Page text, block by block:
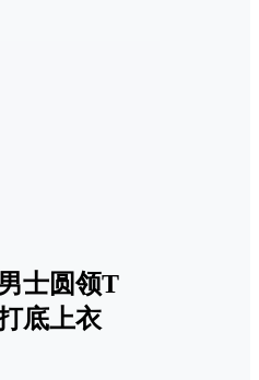
士圆领T
底上衣